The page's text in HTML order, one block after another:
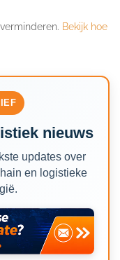
Bekijk hoe
nieuws
updates over
en logistieke